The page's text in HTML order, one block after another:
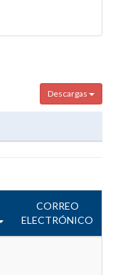
Descargas
CORREO
ELECTRÓNICO